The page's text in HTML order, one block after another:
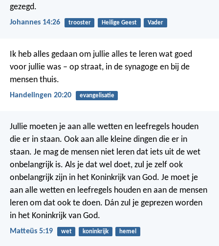
gezegd.
Johannes 14:26 trooster Heilige Geest Vader
Ik heb alles gedaan om jullie alles te leren wat goed
voor jullie was – op straat, in de synagoge en bij de
mensen thuis.
Handelingen 20:20 evangelisatie
Jullie moeten je aan alle wetten en leefregels houden
die er in staan. Ook aan alle kleine dingen die er in
staan. Je mag de mensen niet leren dat iets uit de wet
onbelangrijk is. Als je dat wel doet, zul je zelf ook
onbelangrijk zijn in het Koninkrijk van God. Je moet je
aan alle wetten en leefregels houden en aan de mensen
leren om dat ook te doen. Dán zul je geprezen worden
in het Koninkrijk van God.
Matteüs 5:19 wet koninkrijk hemel